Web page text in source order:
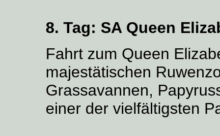
8. Tag: SA Queen
Fahrt zum Queen
majestätischen
Grassavannen,
einer der vielfältigsten